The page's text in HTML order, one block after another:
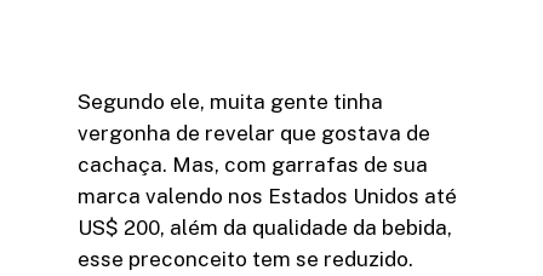
Segundo ele, muita gente tinha
vergonha de revelar que gostava de
cachaça. Mas, com garrafas de sua
marca valendo nos Estados Unidos até
US$ 200, além da qualidade da bebida,
esse preconceito tem se reduzido.